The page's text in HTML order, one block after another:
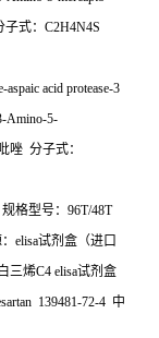
子式： C2H4N4S
aspaic acid protease-3
Amino-5-
唑 分子式：
规格型号： 96T/48T
elisa试剂盒（进口
三烯C4 elisa试剂盒
139481-72-4 中